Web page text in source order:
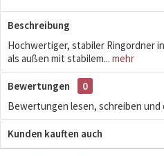
Beschreibung
Hochwertiger, stabiler Ringordner
als außen mit stabilem... mehr
Bewertungen
0
Bewertungen lesen, schreiben und
Kunden kauften auch